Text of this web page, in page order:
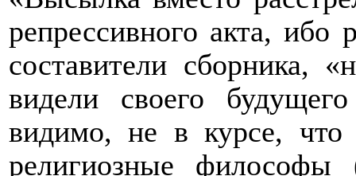
репрессивного акта, ибо
составители сборника,
видели своего
видимо, не в курсе, что
религиозные философы